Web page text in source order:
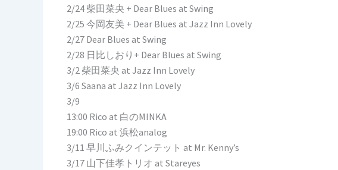
2/24 柴田菜央 + Dear Blues at Swing
2/25 今岡友美 + Dear Blues at Jazz Inn Lovely
2/27 Dear Blues at Swing
2/28 日比しおり+ Dear Blues at Swing
3/2 柴田菜央 at Jazz Inn Lovely
3/6 Saana at Jazz Inn Lovely
3/9
13:00 Rico at 白のMINKA
19:00 Rico at 浜松analog
3/11 早川ふみクインテット at Mr. Kenny’s
3/17 山下佳孝トリオ at Stareyes